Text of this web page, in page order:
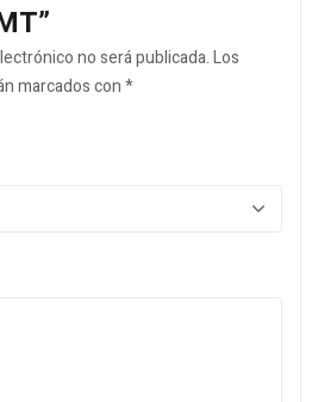
no será publicada.Los
marcados con*